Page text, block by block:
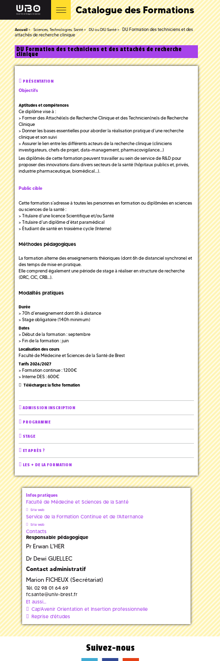
Catalogue des Formations
Accueil Sciences, Technologies, Santé DU ou DIU Santé
DU Formation des techniciens et des
attachés de recherche clinique
DU Formation des techniciens et des attachés de recherche
clinique
PRÉSENTATION
Objectifs
Aptitudes et compétences
Ce diplôme vise à :
> Former des Attaché(e)s de Recherche Clinique et des Technicien(ne)s de Recherche
Clinique
> Donner les bases essentielles pour aborder la réalisation pratique d’une recherche
clinique et son suivi
> Assurer le lien entre les différents acteurs de la recherche clinique (cliniciens
investigateurs, chefs de projet, data-management, pharmacovigilance…)
Les diplômés de cette formation peuvent travailler au sein de service de R&D pour
proposer des innovations dans divers secteurs de la santé (hôpitaux publics et, privés,
industrie pharmaceutique, biomédical…).
Public cible
Cette formation s’adresse à toutes les personnes en formation ou diplômées en sciences
ou sciences de la santé :
> Titulaire d’une licence Scientifique et/ou Santé
> Titulaire d’un diplôme d’état paramédical
> Étudiant de santé en troisième cycle (Interne)
Méthodes pédagogiques
La formation alterne des enseignements théoriques (dont 6h de distanciel synchrone) et
des temps de mise en pratique.
Elle comprend également une période de stage à réaliser en structure de recherche
(DRC, CIC, CRB…).
Modalités pratiques
Durée
> 70h d’enseignement dont 6h à distance
> Stage obligatoire (140h minimum)
Dates
> Début de la formation : septembre
> Fin de la formation : juin
Localisation des cours
Faculté de Médecine et Sciences de la Santé de Brest
Tarifs 2026/2027
> Formation continue : 1200€
> Interne DES : 600€
Téléchargez la fiche formation
ADMISSION INSCRIPTION
PROGRAMME
STAGE
ET APRÈS ?
LES + DE LA FORMATION
Infos pratiques
Faculté de Médecine et Sciences de la Santé
Site web
Service de la Formation Continue et de l'Alternance
Site web
Contacts
Responsable pédagogique
Pr Erwan L'HER
Dr Dewi GUELLEC
Contact administratif
Marion FICHEUX (Secrétariat)
Tél. 02 98 01 64 69
fc.sante@univ-brest.fr
Et aussi...
Cap'Avenir Orientation et Insertion professionnelle
Reprise d'études
Suivez-nous